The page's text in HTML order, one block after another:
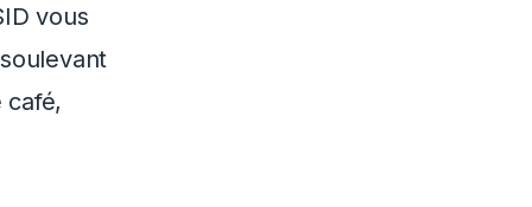
vous
café,